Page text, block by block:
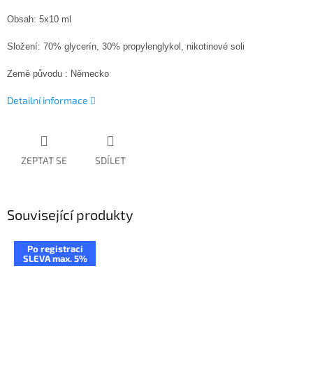
Obsah: 5x10 ml
Složení: 70% glycerín, 30% propylenglykol, nikotinové soli
Země původu : Německo
Detailní informace
ZEPTAT SE SDÍLET
Související produkty
Po registraci
SLEVA max. 5%